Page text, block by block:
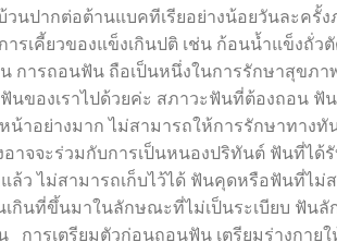
ปากต่อต้านแบคทีเรียอย่างน้อยวันละครั้ง
รเคี้ยวของแข็งเกินปติ เช่น ก้อนน้ำแข็งถั่ว
การถอนฟัน ถือเป็นหนึ่งในการรักษาสุขภา
นของเราไปด้วยค่ะ สภาวะฟันที่ต้องถอน ฟั
าอย่างมาก ไม่สามารถให้การรักษาทางทั
จจะร่วมกับการเป็นหนองปริทันต์ ฟันที่ได้
ไม่สามารถเก็บไว้ได้ ฟันคุดหรือฟันที่ไม่
กินที่ขึ้นมาในลักษณะที่ไม่เป็นระเบียบ ฟัน
ารเตรียมตัวก่อนถอนฟัน เตรียมร่างกาย